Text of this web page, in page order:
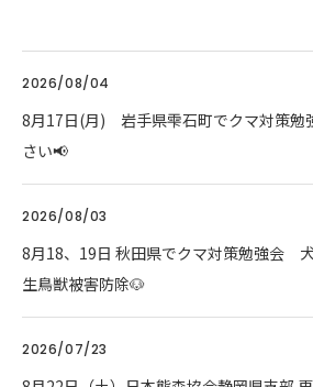
2026/08/04
8月17日(月) 岩手県雫石町でクマ対策
さい📢
2026/08/03
8月18、19日 秋田県でクマ対策勉強会
生鳥獣被害防除🐶
2026/07/23